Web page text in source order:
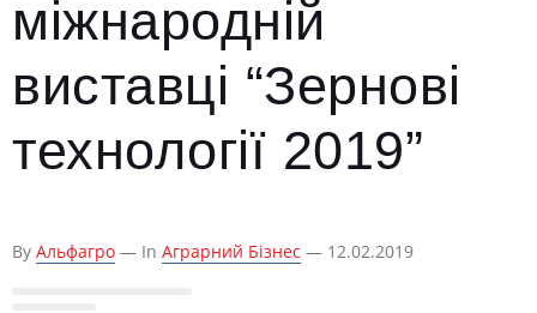
міжнародній
виставці “Зернові
технології 2019”
By Альфагро — In Аграрний Бізнес — 12.02.2019